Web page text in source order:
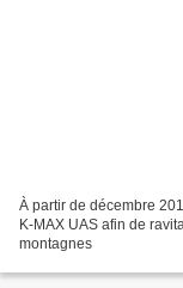
À partir de décembre
K-MAX UAS afin de
montagnes